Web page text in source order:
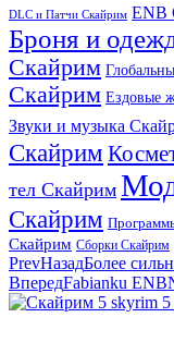
DLC и Патчи Скайрим ENB
Броня и
Скайрим
Скайрим Ездовые
Звуки и музыка
Скайрим
тел Скайрим
Скайрим
Скайрим Сборки Скайрим
PrevНазадБолее
ВпередFabianku ENB